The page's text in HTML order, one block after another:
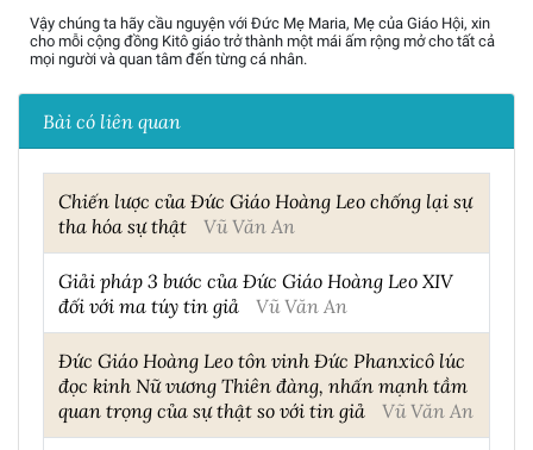
Vậy chúng ta hãy cầu nguyện với Đức Mẹ Maria, Mẹ của Giáo Hội, xin
cho mỗi cộng đồng Kitô giáo trở thành một mái ấm rộng mở cho tất cả
mọi người và quan tâm đến từng cá nhân.
Bài có liên quan
Chiến lược của Đức Giáo Hoàng Leo chống lại sự
tha hóa sự thật
Vũ Văn An
Giải pháp 3 bước của Đức Giáo Hoàng Leo XIV
đối với ma túy tin giả
Vũ Văn An
Đức Giáo Hoàng Leo tôn vinh Đức Phanxicô lúc
đọc kinh Nữ vương Thiên đàng, nhấn mạnh tầm
quan trọng của sự thật so với tin giả
Vũ Văn An